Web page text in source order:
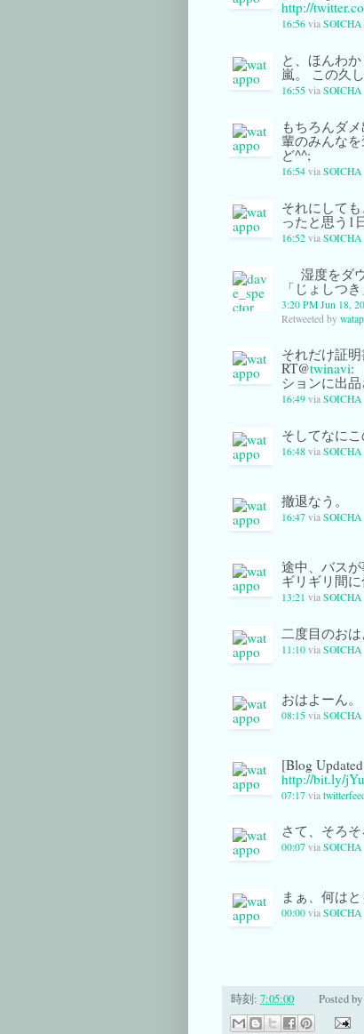
http://
16:56 via SOICHA
と、ほんわ
嵐。 この久
16:55 via SOICHA
もちろんダ
輩のみんな
ど^^;
16:54 via SOICHA
それにして
ったと思う1
16:52 via SOICHA
湿度をダ
「じょしつ
3:20 PM Jun 18,
Retweeted by
それだけ証
RT@twinavi:
ションに出
16:49 via SOICHA
そしてなに
16:48 via SOICHA
撤退なう。
16:47 via SOICHA
途中、バス
ギリギリ間に
13:21 via SOICHA
二度目のお
11:10 via SOICHA
おはよーん。
08:15 via SOICHA
[Blog
http://bit.ly/
07:17 via
さて、そろ
00:07 via SOICHA
まぁ、何は
00:00 via SOICHA
時刻: 7:05:00 Posted